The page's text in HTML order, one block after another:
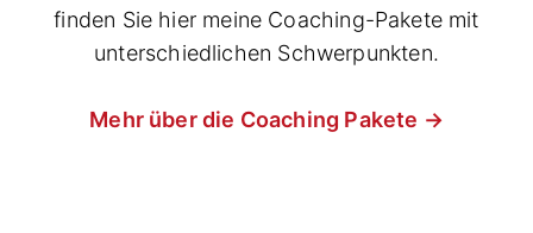
finden Sie hier meine Coaching-Pakete mit
unterschiedlichen Schwerpunkten.
Mehr über die Coaching Pakete →